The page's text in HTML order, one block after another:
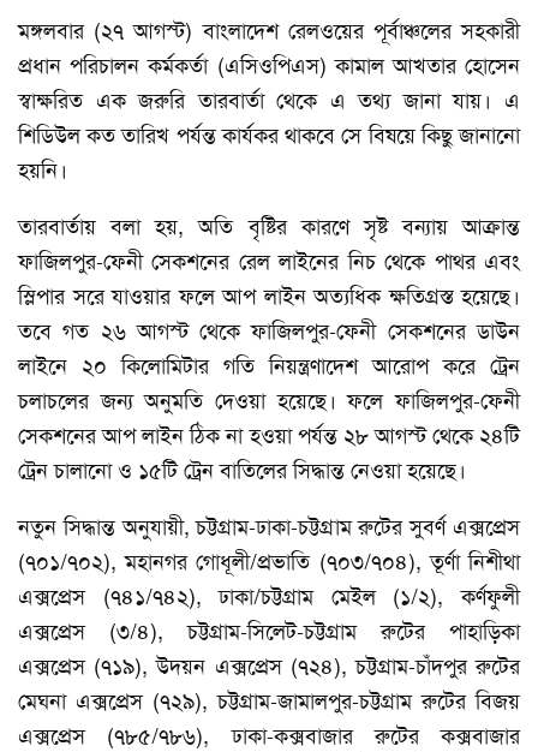
মঙ্গলবার (২৭ আগস্ট) বাংলাদেশ রেলওয়ের পূর্বাঞ্চলের সহকারী
প্রধান পরিচালন কর্মকর্তা (এসিওপিএস) কামাল আখতার হোসেন
স্বাক্ষরিত এক জরুরি তারবার্তা থেকে এ তথ্য জানা যায়। এ
শিডিউল কত তারিখ পর্যন্ত কার্যকর থাকবে সে বিষয়ে কিছু জানানো
হয়নি।
তারবার্তায় বলা হয়, অতি বৃষ্টির কারণে সৃষ্ট বন্যায় আক্রান্ত
ফাজিলপুর-ফেনী সেকশনের রেল লাইনের নিচ থেকে পাথর এবং
স্লিপার সরে যাওয়ার ফলে আপ লাইন অত্যধিক ক্ষতিগ্রস্ত হয়েছে।
তবে গত ২৬ আগস্ট থেকে ফাজিলপুর-ফেনী সেকশনের ডাউন
লাইনে ২০ কিলোমিটার গতি নিয়ন্ত্রণাদেশ আরোপ করে ট্রেন
চলাচলের জন্য অনুমতি দেওয়া হয়েছে। ফলে ফাজিলপুর-ফেনী
সেকশনের আপ লাইন ঠিক না হওয়া পর্যন্ত ২৮ আগস্ট থেকে ২৪টি
ট্রেন চালানো ও ১৫টি ট্রেন বাতিলের সিদ্ধান্ত নেওয়া হয়েছে।
নতুন সিদ্ধান্ত অনুযায়ী, চট্টগ্রাম-ঢাকা-চট্টগ্রাম রুটের সুবর্ণ এক্সপ্রেস
(৭০১/৭০২), মহানগর গোধূলী/প্রভাতি (৭০৩/৭০৪), তূর্ণা নিশীথা
এক্সপ্রেস (৭৪১/৭৪২), ঢাকা/চট্টগ্রাম মেইল (১/২), কর্ণফুলী
এক্সপ্রেস (৩/৪), চট্টগ্রাম-সিলেট-চট্টগ্রাম রুটের পাহাড়িকা
এক্সপ্রেস (৭১৯), উদয়ন এক্সপ্রেস (৭২৪), চট্টগ্রাম-চাঁদপুর রুটের
মেঘনা এক্সপ্রেস (৭২৯), চট্টগ্রাম-জামালপুর-চট্টগ্রাম রুটের বিজয়
এক্সপ্রেস (৭৮৫/৭৮৬), ঢাকা-কক্সবাজার রুটের কক্সবাজার